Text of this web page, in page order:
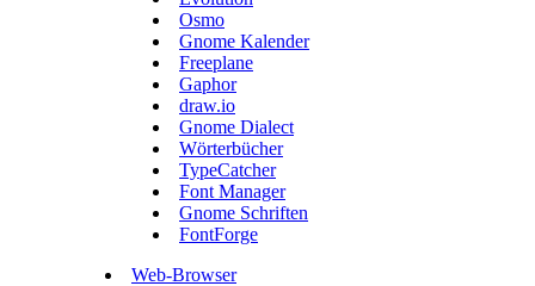
Osmo
Gnome Kalender
Freeplane
Gaphor
draw.io
Gnome Dialect
Wörterbücher
TypeCatcher
Font Manager
Gnome Schriften
FontForge
Web-Browser